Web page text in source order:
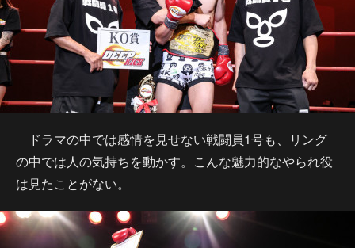
ドラマの中では感情を見せない戦闘員1号も、リング
の中では人の気持ちを動かす。こんな魅力的なやられ役
は見たことがない。